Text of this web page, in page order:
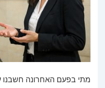
מתי בפעם האחרונה חשבנו